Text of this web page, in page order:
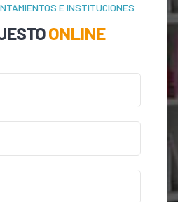
E INSTITUCIONES
ONLINE